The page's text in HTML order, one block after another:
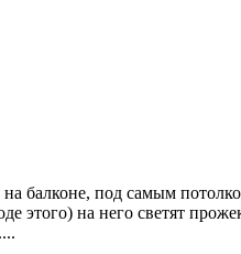
балконе, под самым
этого) на него светят